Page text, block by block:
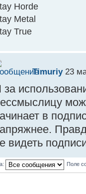
Horde
Metal
True
Timuriy23
за
в
видеть
Поле